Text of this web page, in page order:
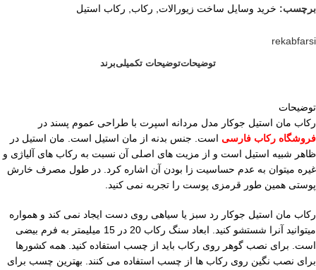
برچسب: خرید وسایل ساخت زیورالات, رکاب, رکاب استیل
rekabfarsi
توضیحاتتوضیحات تکمیلیبرند
توضیحات
رکاب مان استیل جوکار مدل مردانه اسپرت با طراحی عموم پسند در
فروشگاه رکاب فارسی است. جنس بدنه از مان استیل است. مان استیل در
ظاهر شبیه استیل است و از مزیت های اصلی آن نسبت به رکاب های آلیاژی و
غیره میتوان به عدم حساسیت زا بودن آن اشاره کرد. در طول مصرف خارش
پوستی همین طور قرمزی پوست را تجربه نمی کنید.
رکاب مان استیل جوکار رد سبز یا سیاهی روی دست ایجاد نمی کند و همواره
میتوانید آنرا شستشو کنید. ابعاد سنگ رکاب 20 در 15 میلیمتر به فرم بیضی
است. برای نصب گوهر روی رکاب باید از چسب استفاده کنید. همه کشورها
برای نصب نگین روی رکاب ها از چسب استفاده می کنند. بهترین چسب برای